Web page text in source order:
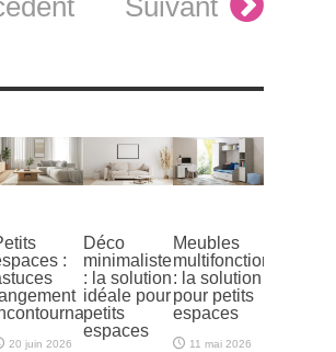
Suivant
:
20 juin 2026
Déco
minimaliste
: la solution
idéale pour
petits
espaces
Meubles
multifonctions
: la solution
pour petits
espaces
11 mai 2026